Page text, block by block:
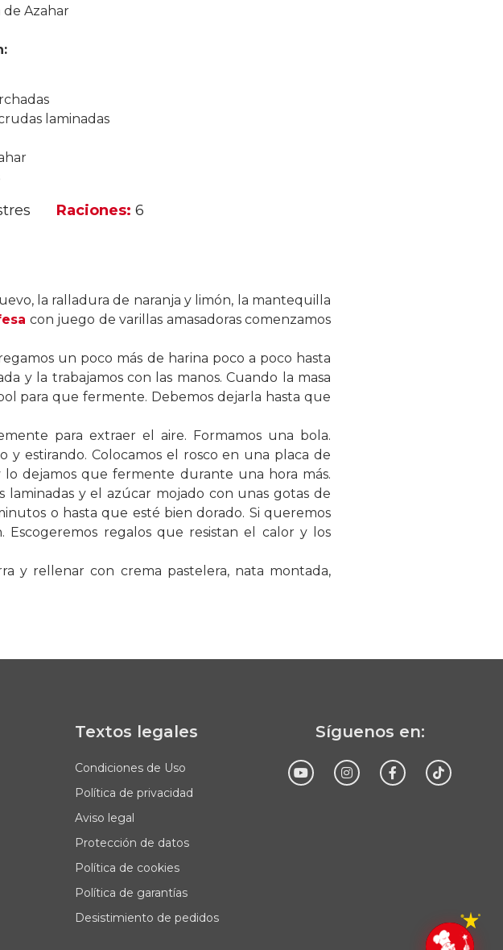
de Azahar
laminadas
Raciones: 6
la ralladura de naranja y limón, la mantequilla
con juego de varillas amasadoras comenzamos
un poco más de harina poco a poco hasta
y la trabajamos con las manos. Cuando la masa
para que fermente. Debemos dejarla hasta que
para extraer el aire. Formamos una bola.
estirando. Colocamos el rosco en una placa de
dejamos que fermente durante una hora más.
laminadas y el azúcar mojado con unas gotas de
o hasta que esté bien dorado. Si queremos
regalos que resistan el calor y los
y rellenar con crema pastelera, nata montada,
Textos legales
Condiciones de Uso
Política de privacidad
Aviso legal
Protección de datos
Política de cookies
Política de garantías
Desistimiento de pedidos
Síguenos en: